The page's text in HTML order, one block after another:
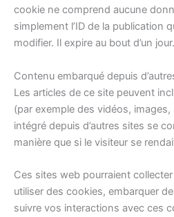
cookie ne comprend aucune
simplement l’ID de la publication
modifier. Il expire au bout d’un jour.
Contenu embarqué depuis
Les articles de ce site peuvent
(par exemple des vidéos,
intégré depuis d’autres sites se
manière que si le visiteur se
Ces sites web pourraient
utiliser des cookies, embarquer
suivre vos interactions avec ces